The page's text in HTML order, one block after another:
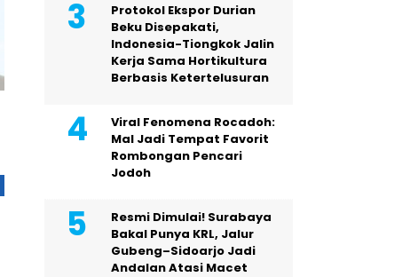
Protokol Ekspor Durian
Beku Disepakati,
Indonesia-Tiongkok Jalin
Kerja Sama Hortikultura
Berbasis Ketertelusuran
Viral Fenomena Rocadoh:
Mal Jadi Tempat Favorit
Rombongan Pencari
Jodoh
Resmi Dimulai! Surabaya
Bakal Punya KRL, Jalur
Gubeng–Sidoarjo Jadi
Andalan Atasi Macet